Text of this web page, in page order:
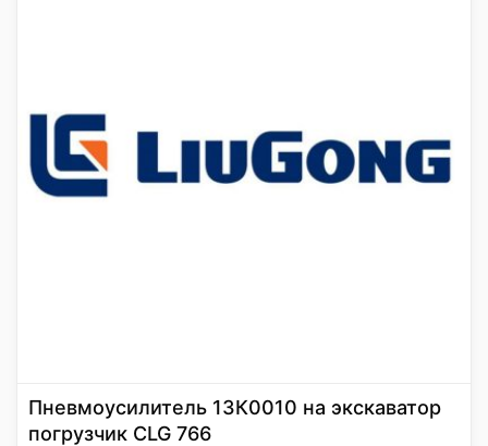
Пневмоусилитель 13К0010 на экскаватор
погрузчик CLG 766